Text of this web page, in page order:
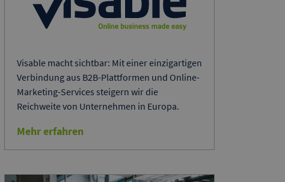
Visable macht sichtbar: Mit einer einzigartigen
Verbindung aus B2B-Plattformen und Online-
Marketing-Services steigern wir die
Reichweite von Unternehmen in Europa.
Mehr erfahren